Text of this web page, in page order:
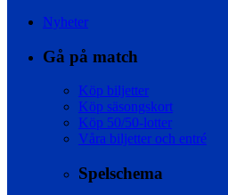
Nyheter
Gå på match
Köp biljetter
Köp säsongskort
Köp 50/50-lotter
Våra biljetter och entré
Spelschema